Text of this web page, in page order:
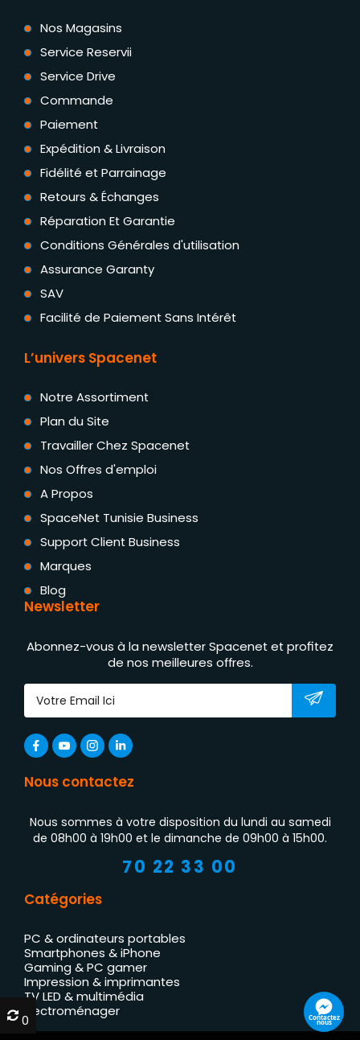
Nos Magasins
Service Reservii
Service Drive
Commande
Paiement
Expédition & Livraison
Fidélité et Parrainage
Retours & Échanges
Réparation Et Garantie
Conditions Générales d'utilisation
Assurance Garanty
SAV
Facilité de Paiement Sans Intérêt
L’univers Spacenet
Notre Assortiment
Plan du Site
Travailler Chez Spacenet
Nos Offres d'emploi
A Propos
SpaceNet Tunisie Business
Support Client Business
Marques
Blog
Newsletter
Abonnez-vous à la newsletter Spacenet et profitez
de nos meilleures offres.
Nous contactez
Nous sommes à votre disposition du lundi au samedi
de 08h00 à 19h00 et le dimanche de 09h00 à 15h00.
70 22 33 00
Catégories
PC & ordinateurs portables
Smartphones & iPhone
Gaming & PC gamer
Impression & imprimantes
TV LED & multimédia
Électroménager
Contactez
nous
0
0